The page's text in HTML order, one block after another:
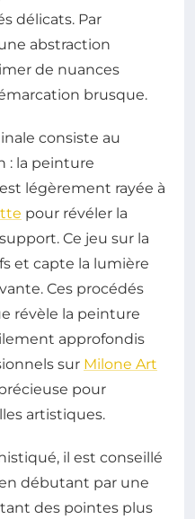
délicats. Par
abstraction
de nuances
brusque.
consiste au
: la peinture
légèrement rayée à
pour révéler la
Ce jeu sur la
et capte la lumière
Ces procédés
révèle la peinture
approfondis
sur Milone Art
pour
artistiques.
il est conseillé
débutant par une
des pointes plus